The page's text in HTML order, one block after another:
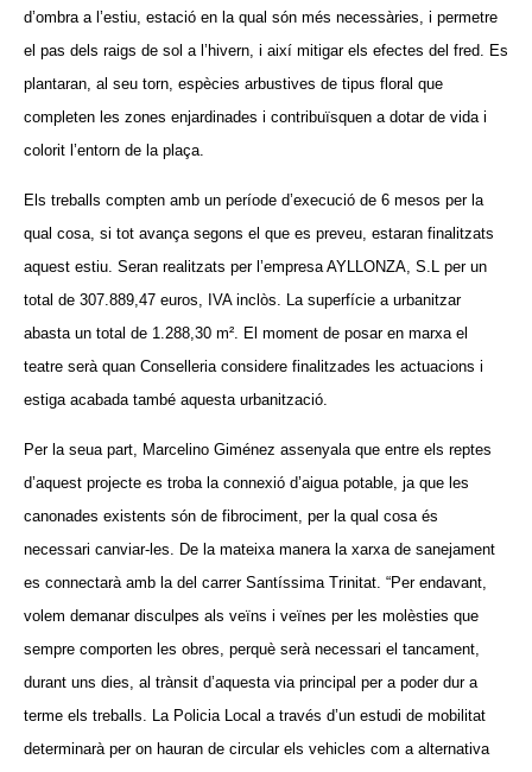
d’ombra a l’estiu, estació en la qual són més necessàries, i permetre
el pas dels raigs de sol a l’hivern, i així mitigar els efectes del fred. Es
plantaran, al seu torn, espècies arbustives de tipus floral que
completen les zones enjardinades i contribuïsquen a dotar de vida i
colorit l’entorn de la plaça.
Els treballs compten amb un període d’execució de 6 mesos per la
qual cosa, si tot avança segons el que es preveu, estaran finalitzats
aquest estiu. Seran realitzats per l’empresa AYLLONZA, S.L per un
total de 307.889,47 euros, IVA inclòs. La superfície a urbanitzar
abasta un total de 1.288,30 m². El moment de posar en marxa el
teatre serà quan Conselleria considere finalitzades les actuacions i
estiga acabada també aquesta urbanització.
Per la seua part, Marcelino Giménez assenyala que entre els reptes
d’aquest projecte es troba la connexió d’aigua potable, ja que les
canonades existents són de fibrociment, per la qual cosa és
necessari canviar-les. De la mateixa manera la xarxa de sanejament
es connectarà amb la del carrer Santíssima Trinitat. “Per endavant,
volem demanar disculpes als veïns i veïnes per les molèsties que
sempre comporten les obres, perquè serà necessari el tancament,
durant uns dies, al trànsit d’aquesta via principal per a poder dur a
terme els treballs. La Policia Local a través d’un estudi de mobilitat
determinarà per on hauran de circular els vehicles com a alternativa